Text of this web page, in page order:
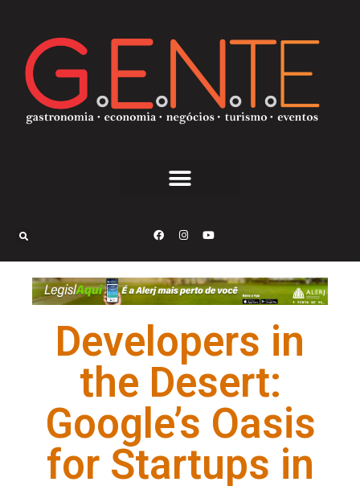
Developers in
the Desert:
Google’s Oasis
for Startups in